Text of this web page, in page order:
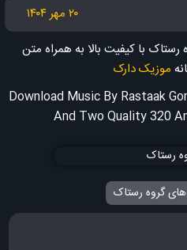
۲۰ مهر ۱۴۰۴
با کیفیت بالا به همراه متن
موزیک دارک
Download Music By Rastaak
And Two Quality 320
گروه رستاک